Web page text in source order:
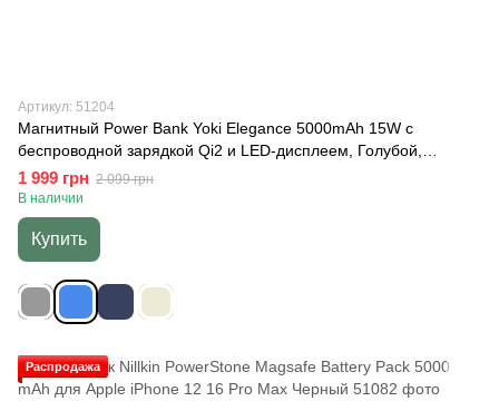
Артикул: 51204
Магнитный Power Bank Yoki Elegance 5000mAh 15W с
беспроводной зарядкой Qi2 и LED-дисплеем, Голубой,
Голубой
1 999 грн 2 099 грн
В наличии
Купить
Распродажа